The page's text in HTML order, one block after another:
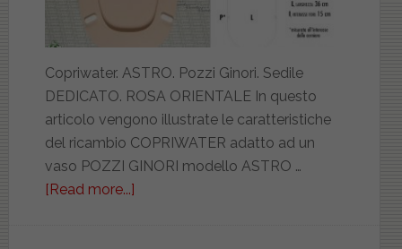
Copriwater. ASTRO. Pozzi Ginori. Sedile
DEDICATO. ROSA ORIENTALE In questo
articolo vengono illustrate le caratteristiche
del ricambio COPRIWATER adatto ad un
vaso POZZI GINORI modello ASTRO …
[Read more...]